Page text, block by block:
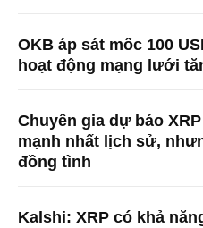
OKB áp sát mốc 100
hoạt động mạng lưới
Chuyên gia dự báo
mạnh nhất lịch sử,
đồng tình
Kalshi: XRP có khả